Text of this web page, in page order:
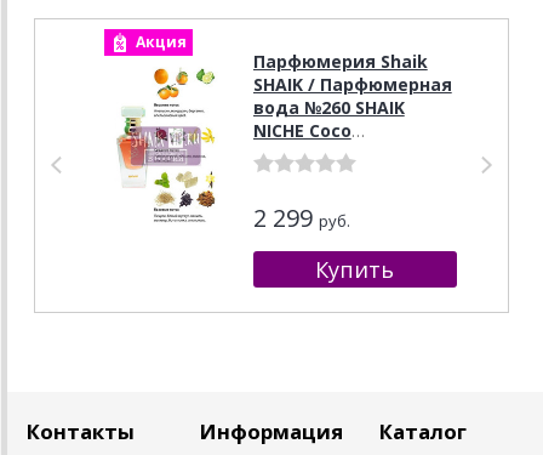
Акция
Парфюмерия Shaik
SHAIK / Парфюмерная
вода №260 SHAIK
NICHE Coco
Mademoiselle Chanel,
50 мл
2 299 руб.
Контакты Информация Каталог